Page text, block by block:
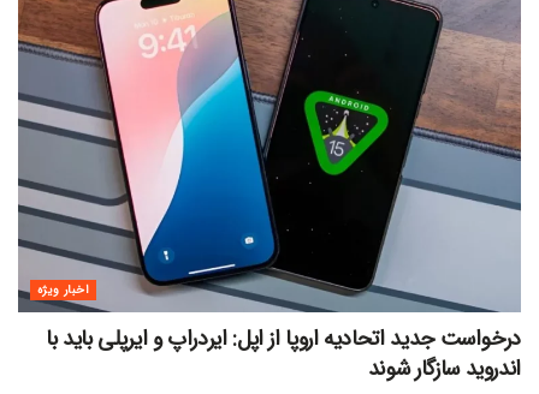
اخبار ویژه
درخواست جدید اتحادیه اروپا از اپل: ایردراپ و ایرپلی باید با
اندروید سازگار شوند